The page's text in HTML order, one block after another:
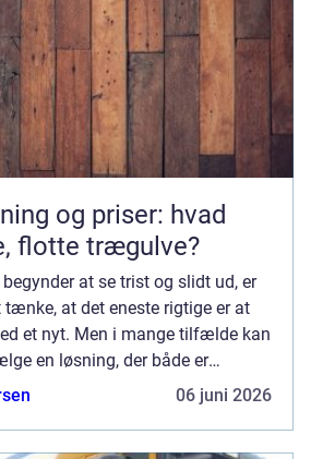
og priser: hvad
flotte trægulve?
at se trist og slidt ud, er
at det eneste rigtige er at
et nyt. Men i mange tilfælde kan
en løsning, der både er
06 juni 2026